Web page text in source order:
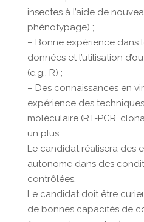
insectes à l’aide de
phénotypage) ;
– Bonne expérience dans
données et l’utilisation
(e.g., R) ;
– Des connaissances en
expérience des
moléculaire (RT-PCR,
un plus.
Le candidat réalisera des
autonome dans des
contrôlées.
Le candidat doit être
de bonnes capacités de